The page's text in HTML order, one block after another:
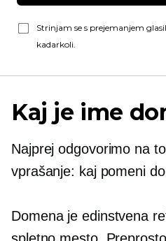
Strinjam se s prejemanjem
kadarkoli.
Kaj je ime
Najprej odgovorimo na
vprašanje: kaj pomeni
Domena je edinstvena